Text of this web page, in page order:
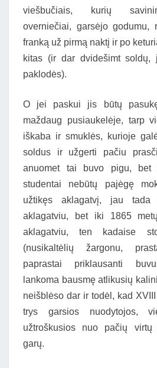
viešbučiais, kurių
overniečiai, garsėjo godumu,
franką už pirmą naktį ir po
kitas (ir dar dvidešimt soldų,
paklodės).
O jei paskui jis būtų
maždaug pusiaukelėje, tarp
iškaba ir smuklės, kurioje
soldus ir užgerti pačiu
anuomet tai buvo pigu, bet
studentai nebūtų pajėgę
užtikęs aklagatvį, jau tada
aklagatviu, bet iki 1865
aklagatviu, ten kadaise
(nusikaltėlių žargonu,
paprastai priklausanti
lankoma bausmę atlikusių
neišblėso dar ir todėl, kad
trys garsios nuodytojos,
užtroškusios nuo pačių virtų
garų.